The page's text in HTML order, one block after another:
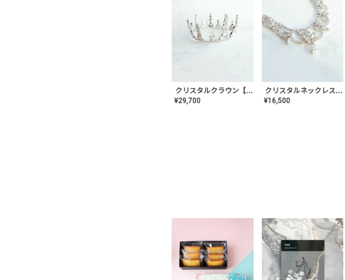
クリスタルクラウン【MA-COHD-01】韓国風クラウン/ウェディングクラウン/ティアラ
¥29,700
クリスタルネックレス-Lace【MA-CONL-02】
¥16,500